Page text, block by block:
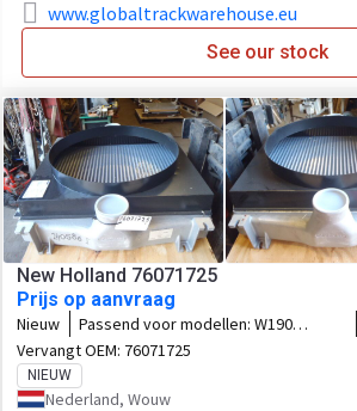
www.globaltrackwarehouse.eu
See our stock
New Holland 76071725
Prijs op aanvraag
Nieuw Passend voor modellen: W190
LW190B
Vervangt OEM: 76071725
NIEUW
Nederland, Wouw